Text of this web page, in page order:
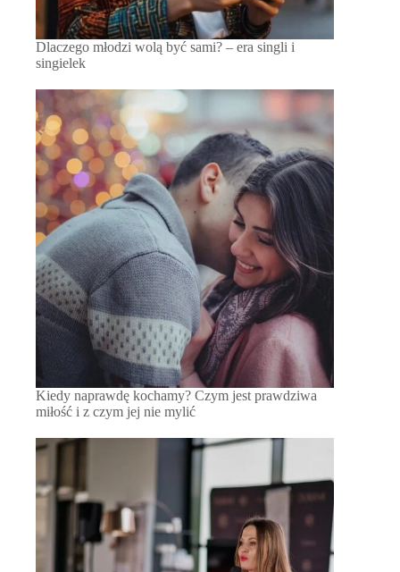
Dlaczego młodzi wolą być sami? – era singli i
singielek
Kiedy naprawdę kochamy? Czym jest prawdziwa
miłość i z czym jej nie mylić